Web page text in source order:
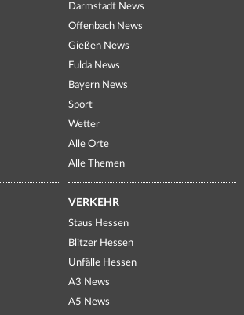
Darmstadt News
Offenbach News
Gießen News
Fulda News
Bayern News
Sport
Wetter
Alle Orte
Alle Themen
VERKEHR
Staus Hessen
Blitzer Hessen
Unfälle Hessen
A3 News
A5 News